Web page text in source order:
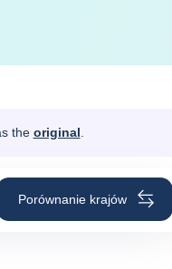
the original
Porównanie krajów